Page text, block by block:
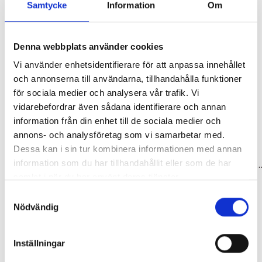
Samtycke Information Om
Denna webbplats använder cookies
Vi använder enhetsidentifierare för att anpassa innehållet
och annonserna till användarna, tillhandahålla funktioner
för sociala medier och analysera vår trafik. Vi
vidarebefordrar även sådana identifierare och annan
information från din enhet till de sociala medier och
annons- och analysföretag som vi samarbetar med.
Dessa kan i sin tur kombinera informationen med annan
information som du har tillhandahållit eller som de har
Nödvändig
Inställningar
Monteringsklämmor 2 st 40-43 mm sks
79,00 kr
Monteringsklämmor 2 st 34-37 mm sks
79,00 kr